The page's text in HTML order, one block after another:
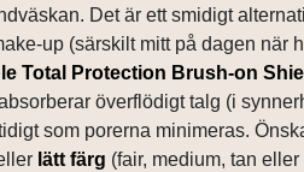
Det är ettsmidigt
up (särskilt mitt på dagen när
Total Protection Brush-on
överflödigt talg (i
som porerna minimeras.
lätt färg (fair, medium, tan